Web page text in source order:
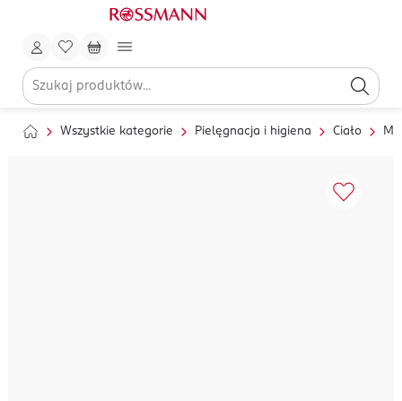
Wszystkie kategorie Pielęgnacja i higiena Ciało